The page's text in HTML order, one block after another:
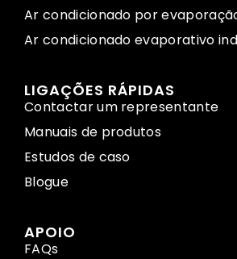
Ar condicionado por
Ar condicionado evaporativo
LIGAÇÕES RÁPIDAS
Contactar um representante
Manuais de produtos
Estudos de caso
Blogue
APOIO
FAQs